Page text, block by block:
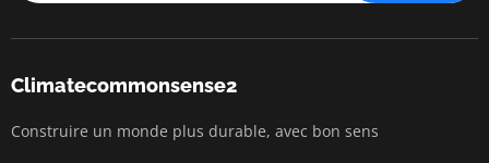
Climatecommonsense2
Construire un monde plus durable, avec bon sens